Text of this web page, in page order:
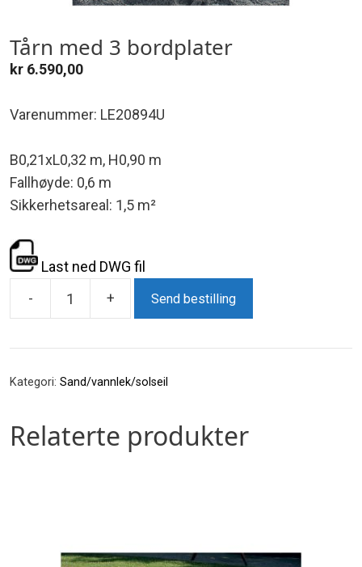
Tårn med 3 bordplater
kr 6.590,00
Varenummer: LE20894U
B0,21xL0,32 m, H0,90 m
Fallhøyde: 0,6 m
Sikkerhetsareal: 1,5 m²
Last ned DWG fil
-
Tårn
3
bordplater
+ Send bestilling
Kategori: Sand/vannlek/solseil
Relaterte produkter